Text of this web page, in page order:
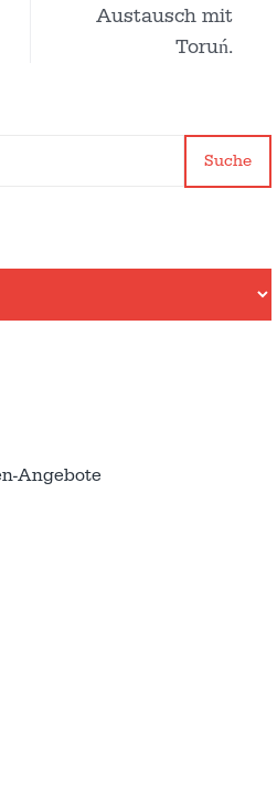
Austausch mit
Toruń.
Suche
Angebote